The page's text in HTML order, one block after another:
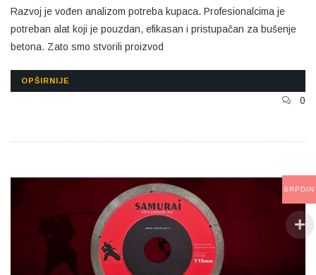
Razvoj je vođen analizom potreba kupaca. Profesionalcima je
potreban alat koji je pouzdan, efikasan i pristupačan za bušenje
betona. Zato smo stvorili proizvod
OPŠIRNIJE
0
SRPDIN